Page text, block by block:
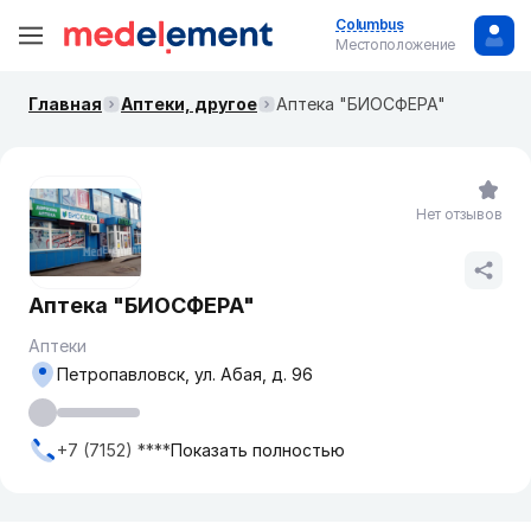
Columbus
Местоположение
Главная Аптеки, другое Аптека "БИОСФЕРА"
Аптека "БИОСФЕРА"
Аптеки
Петропавловск, ул. Абая, д. 96
+7 (7152) ****Показать полностью
Нет отзывов